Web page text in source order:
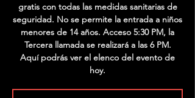
gratis con todas las medidas sanitarias de
seguridad. No se permite la entrada a niños
menores de 14 años. Acceso 5:30 PM, la
Tercera llamada se realizará a las 6 PM.
Aquí podrás ver el elenco del evento de
hoy.